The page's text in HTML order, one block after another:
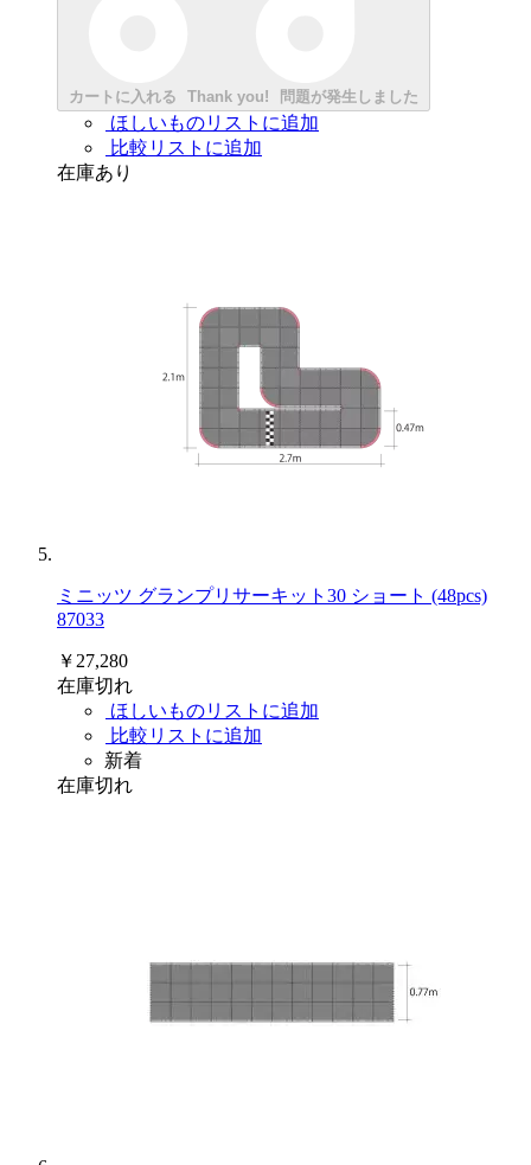
カートに入れる Thank you! 問題が発生しました
ほしいものリストに追加
比較リストに追加
在庫あり
ミニッツ グランプリサーキット30 ショート (48pcs)
87033
￥27,280
在庫切れ
ほしいものリストに追加
比較リストに追加
新着
在庫切れ